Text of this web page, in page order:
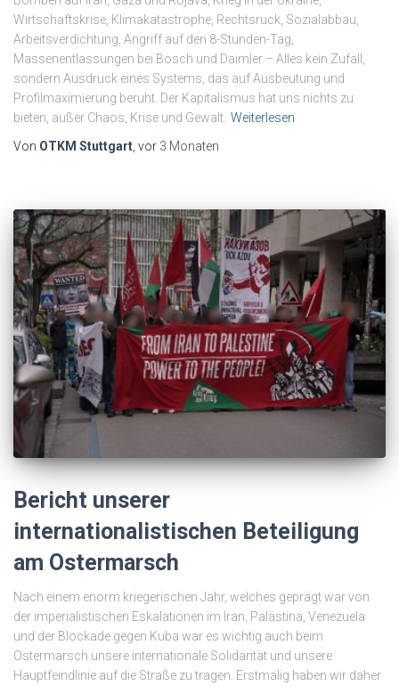
Wirtschaftskrise, Klimakatastrophe, Rechtsruck, Sozialabbau,
Arbeitsverdichtung, Angriff auf den 8-Stunden-Tag,
Massenentlassungen bei Bosch und Daimler – Alles kein Zufall,
sondern Ausdruck eines Systems, das auf Ausbeutung und
Profilmaximierung beruht. Der Kapitalismus hat uns nichts zu
bieten, außer Chaos, Krise und Gewalt. Weiterlesen
Von OTKM Stuttgart, vor 3 Monaten
Bericht unserer
internationalistischen Beteiligung
am Ostermarsch
Nach einem enorm kriegerischen Jahr, welches geprägt war von
der imperialistischen Eskalationen im Iran, Palästina, Venezuela
und der Blockade gegen Kuba war es wichtig auch beim
Ostermarsch unsere internationale Solidarität und unsere
Hauptfeindlinie auf die Straße zu tragen. Erstmalig haben wir daher